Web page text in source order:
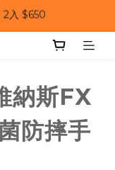
69 折
69 折
納斯FX
防摔手